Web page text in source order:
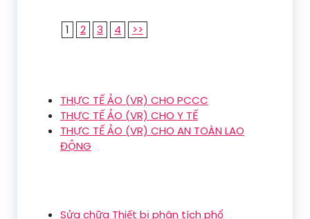
1 2 3 4 >>
THỰC TẾ ẢO (VR) CHO PCCC
THỰC TẾ ẢO (VR) CHO Y TẾ
THỰC TẾ ẢO (VR) CHO AN TOÀN LAO
ĐỘNG
Sửa chữa Thiết bị phân tích phổ